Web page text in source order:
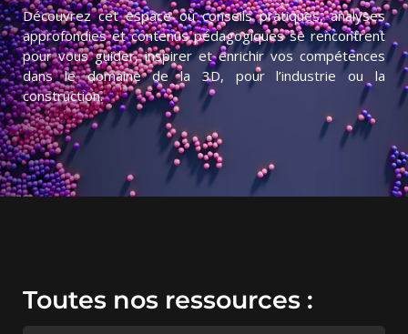
Découvrez cet espace où conseils pratiques, analyses
approfondies et contenus pédagogiques se rencontrent
pour vous guider, inspirer et enrichir vos compétences
dans le domaine de la 3D, pour l’industrie ou la
construction.
Toutes nos ressources :